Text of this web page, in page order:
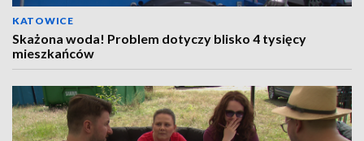
KATOWICE
Skażona woda! Problem dotyczy blisko 4 tysięcy
mieszkańców